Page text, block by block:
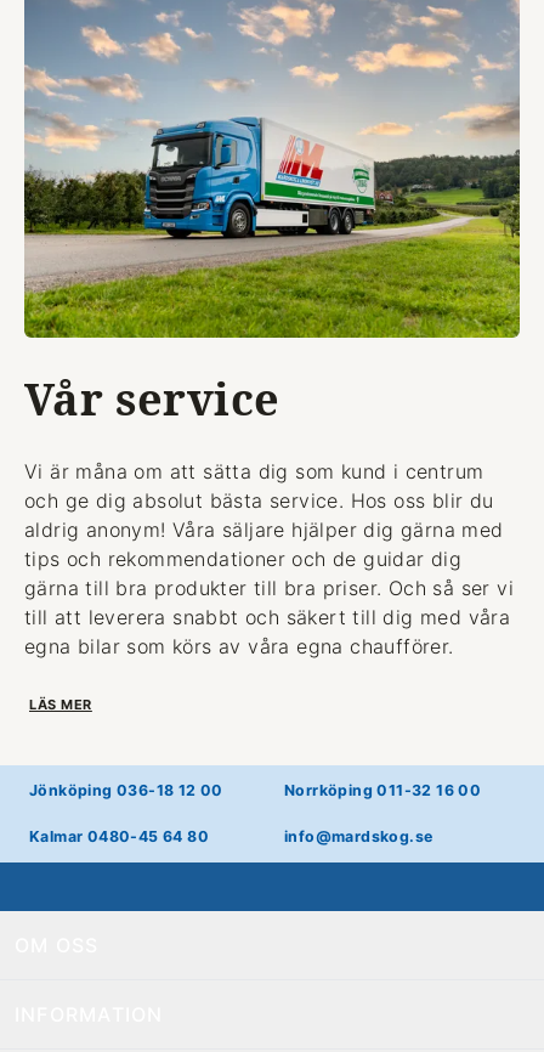
Vår service
Vi är måna om att sätta dig som kund i centrum
och ge dig absolut bästa service. Hos oss blir du
aldrig anonym! Våra säljare hjälper dig gärna med
tips och rekommendationer och de guidar dig
gärna till bra produkter till bra priser. Och så ser vi
till att leverera snabbt och säkert till dig med våra
egna bilar som körs av våra egna chaufförer.
LÄS MER
Jönköping 036-18 12 00 Norrköping 011-32 16 00
Kalmar 0480-45 64 80 info@mardskog.se